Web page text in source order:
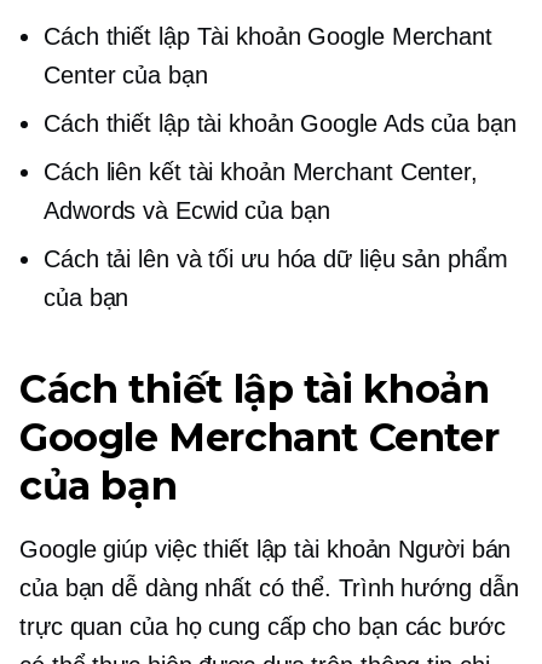
Cách thiết lập Tài khoản Google Merchant
Center của bạn
Cách thiết lập tài khoản Google Ads của bạn
Cách liên kết tài khoản Merchant Center,
Adwords và Ecwid của bạn
Cách tải lên và tối ưu hóa dữ liệu sản phẩm
của bạn
Cách thiết lập tài khoản
Google Merchant Center
của bạn
Google giúp việc thiết lập tài khoản Người bán
của bạn dễ dàng nhất có thể. Trình hướng dẫn
trực quan của họ cung cấp cho bạn các bước